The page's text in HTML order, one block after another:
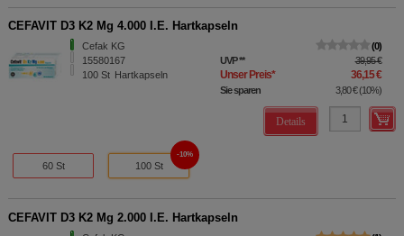
CEFAVIT D3 K2 Mg 4.000 I.E. Hartkapseln
Cefak KG
15580167
100 St Hartkapseln
0
UVP** 39,95 €
Unser Preis* 36,15 €
Sie sparen 3,80 €(10%)
Details
60 St 100 St
10%
CEFAVIT D3 K2 Mg 2.000 I.E. Hartkapseln